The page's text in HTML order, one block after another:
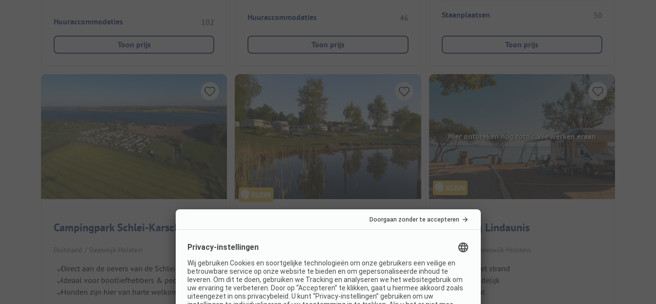
Huuraccommodaties 102
Toon prijs
Huuraccommodaties 46
Toon prijs
Staanplaatsen 50
Toon prijs
Campingpark Schlei-Karschau
Duitsland / Sleeswijk-Holstein
Direct aan de oevers van de Schlei gelegen
Ideaal voor bootliefhebbers & peddelaars
Honden zijn hier van harte welkom
Naturcamping Hellör
Rustige natuuridylle aan de Schlei
Ideaal voor peddelaars en fietsers
Familiecamping met eigen galloways
Hier ontbreken nog foto's. We werken eraan
Camping Lindaunis
Duitsland / Sleeswijk-Holstein
Dichtbij het strand
Kindvriendelijk
Restaurant